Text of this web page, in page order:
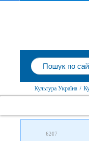
Культура Україна /
6207